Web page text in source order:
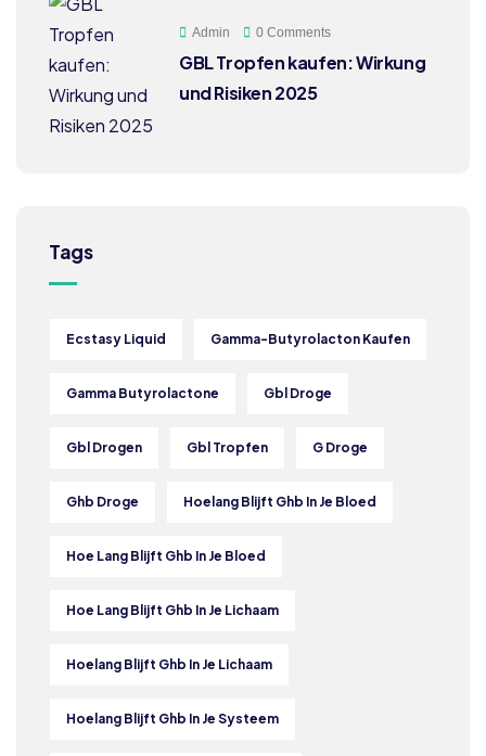
Admin 0 Comments
GBL Tropfen kaufen: Wirkung
und Risiken 2025
Tags
Ecstasy Liquid Gamma-Butyrolacton Kaufen
Gamma Butyrolactone Gbl Droge
Gbl Drogen Gbl Tropfen G Droge
Ghb Droge Hoelang Blijft Ghb In Je Bloed
Hoe Lang Blijft Ghb In Je Bloed
Hoe Lang Blijft Ghb In Je Lichaam
Hoelang Blijft Ghb In Je Lichaam
Hoelang Blijft Ghb In Je Systeem